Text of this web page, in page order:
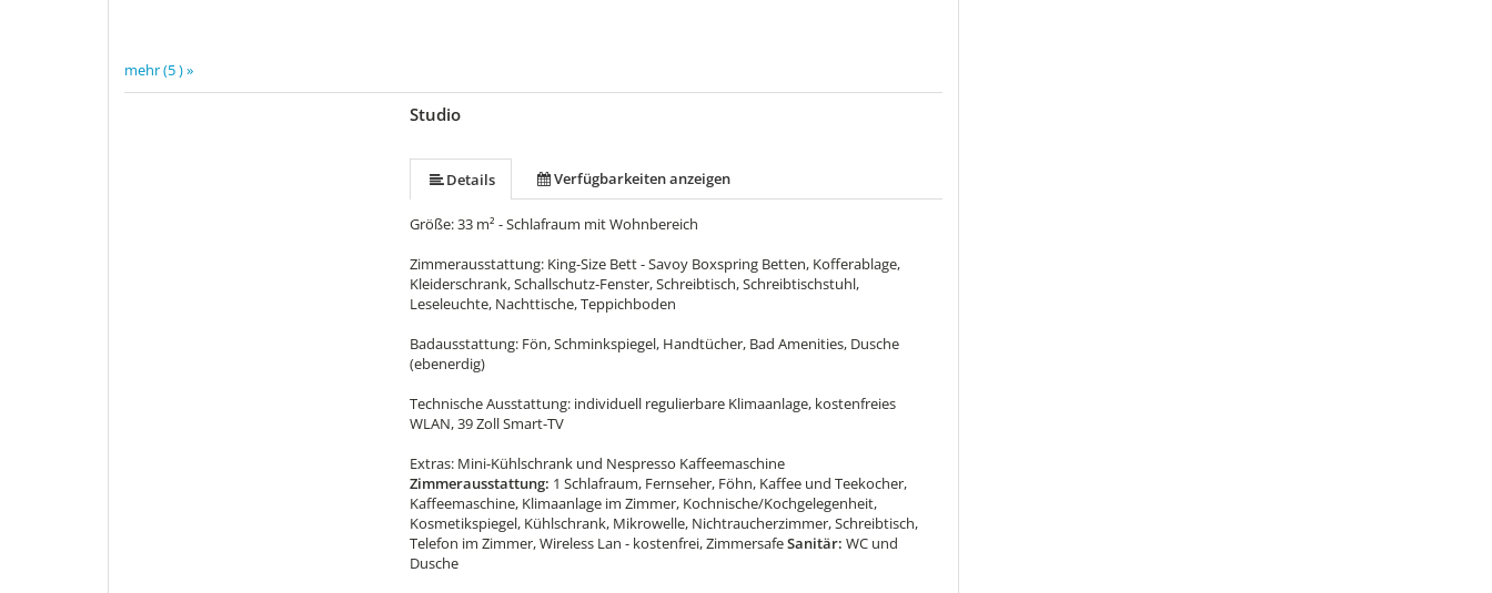
mehr (5 ) »
Studio
Details Verfügbarkeiten anzeigen
Größe: 33 m² - Schlafraum mit Wohnbereich
Zimmerausstattung: King-Size Bett - Savoy Boxspring Betten, Kofferablage,
Kleiderschrank, Schallschutz-Fenster, Schreibtisch, Schreibtischstuhl,
Leseleuchte, Nachttische, Teppichboden
Badausstattung: Fön, Schminkspiegel, Handtücher, Bad Amenities, Dusche
(ebenerdig)
Technische Ausstattung: individuell regulierbare Klimaanlage, kostenfreies
WLAN, 39 Zoll Smart-TV
Extras: Mini-Kühlschrank und Nespresso Kaffeemaschine
Zimmerausstattung: 1 Schlafraum, Fernseher, Föhn, Kaffee und Teekocher,
Kaffeemaschine, Klimaanlage im Zimmer, Kochnische/Kochgelegenheit,
Kosmetikspiegel, Kühlschrank, Mikrowelle, Nichtraucherzimmer, Schreibtisch,
Telefon im Zimmer, Wireless Lan - kostenfrei, ZimmersafeSanitär:WC und
Dusche